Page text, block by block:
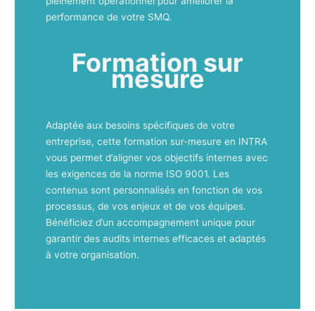
performance de votre SMQ.
Formation sur
mesure
Adaptée aux besoins spécifiques de votre
entreprise, cette formation sur-mesure en INTRA
vous permet d’aligner vos objectifs internes avec
les exigences de la norme ISO 9001. Les
contenus sont personnalisés en fonction de vos
processus, de vos enjeux et de vos équipes.
Bénéficiez d’un accompagnement unique pour
garantir des audits internes efficaces et adaptés
à votre organisation.